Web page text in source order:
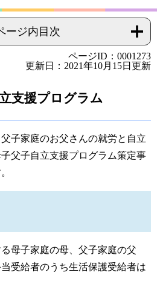
ージ内目次
ページID：0001273
更新日：2021年10月15日更新
支援プログラム
子家庭のお父さんの就労と自立
父子自立支援プログラム策定事
母子家庭の母、父子家庭の父
当受給者のうち生活保護受給者は